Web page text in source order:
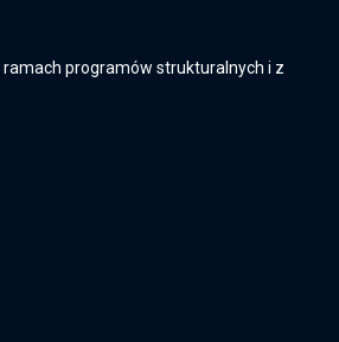
programów strukturalnych i z